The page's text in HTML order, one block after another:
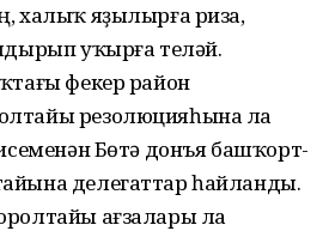
халыҡ яҙы­лырға риза,
уҡырға теләй.
фекер район
резолю­цияһына ла
Бөтә донъя башҡорт­
делегаттар һайланды.
ағзалары ла